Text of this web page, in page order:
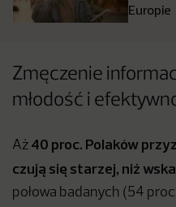
Europie
Zmęczenie
młodość i
Aż 40 proc. Polaków
czują się starzej, niż
połowa badanych (54